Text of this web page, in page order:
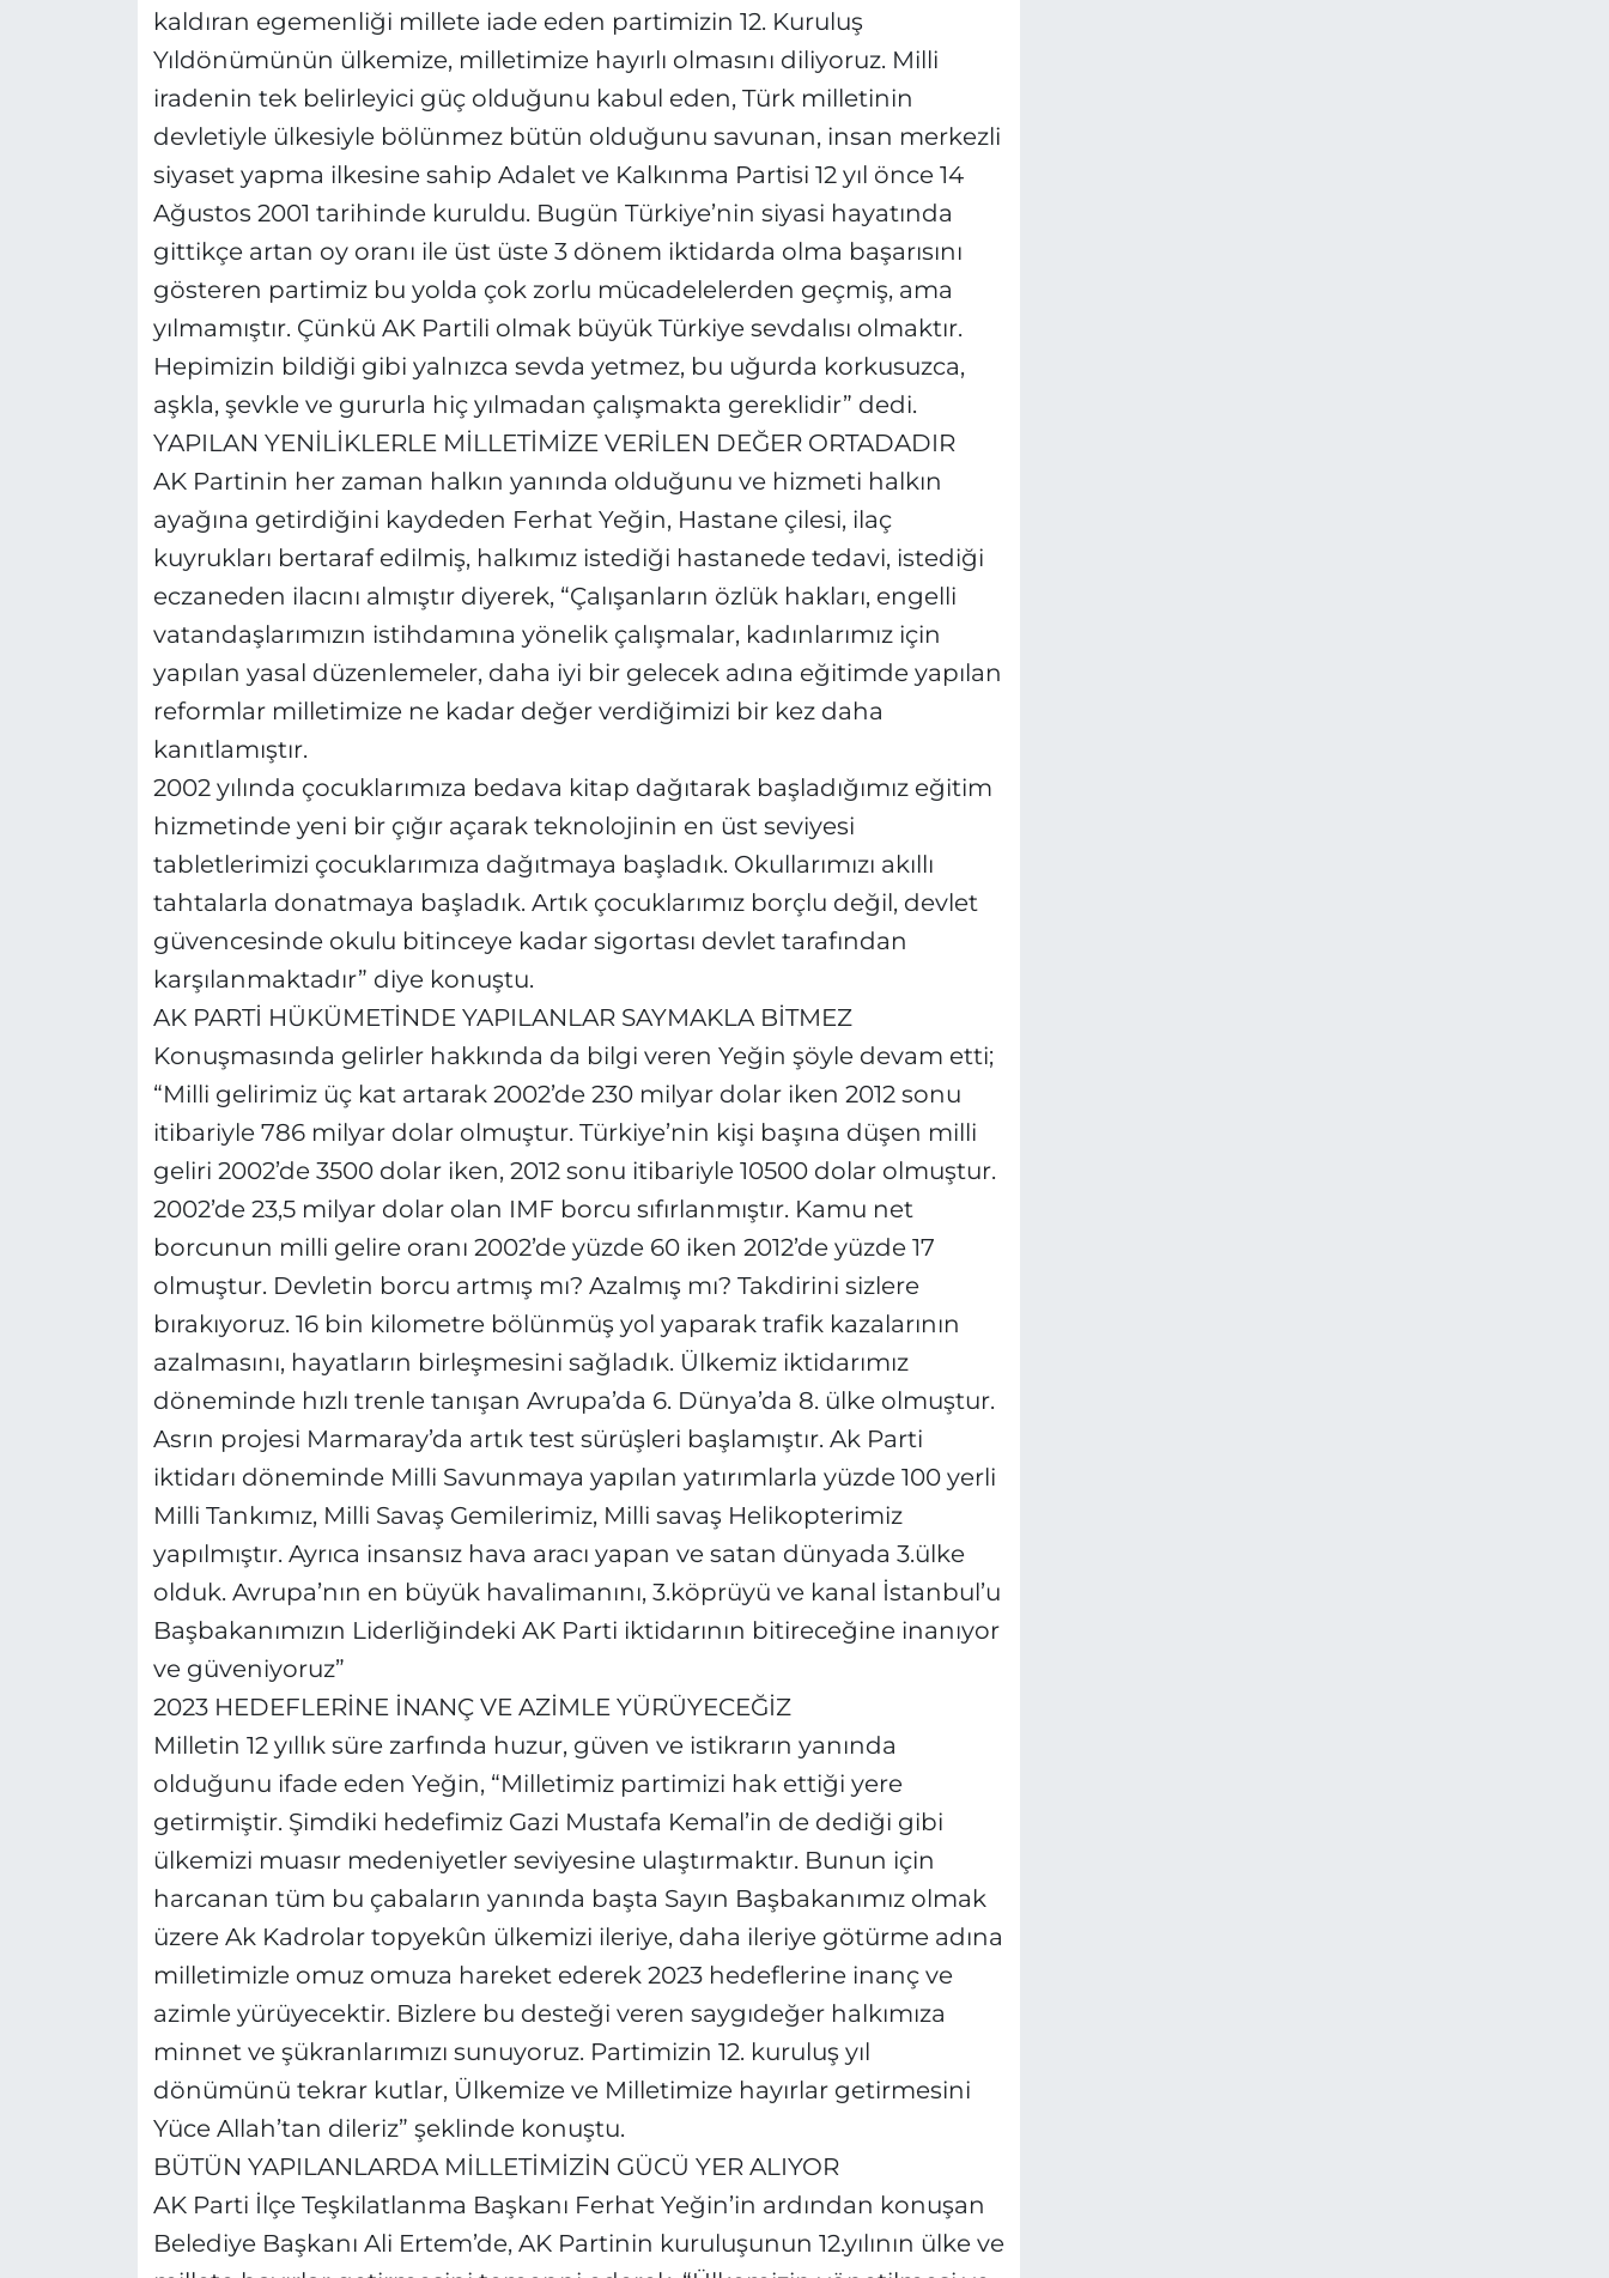
kaldıran egemenliği millete iade eden partimizin 12. Kuruluş
Yıldönümünün ülkemize, milletimize hayırlı olmasını diliyoruz. Milli
iradenin tek belirleyici güç olduğunu kabul eden, Türk milletinin
devletiyle ülkesiyle bölünmez bütün olduğunu savunan, insan merkezli
siyaset yapma ilkesine sahip Adalet ve Kalkınma Partisi 12 yıl önce 14
Ağustos 2001 tarihinde kuruldu. Bugün Türkiye’nin siyasi hayatında
gittikçe artan oy oranı ile üst üste 3 dönem iktidarda olma başarısını
gösteren partimiz bu yolda çok zorlu mücadelelerden geçmiş, ama
yılmamıştır. Çünkü AK Partili olmak büyük Türkiye sevdalısı olmaktır.
Hepimizin bildiği gibi yalnızca sevda yetmez, bu uğurda korkusuzca,
aşkla, şevkle ve gururla hiç yılmadan çalışmakta gereklidir” dedi.
YAPILAN YENİLİKLERLE MİLLETİMİZE VERİLEN DEĞER ORTADADIR
AK Partinin her zaman halkın yanında olduğunu ve hizmeti halkın
ayağına getirdiğini kaydeden Ferhat Yeğin, Hastane çilesi, ilaç
kuyrukları bertaraf edilmiş, halkımız istediği hastanede tedavi, istediği
eczaneden ilacını almıştır diyerek, “Çalışanların özlük hakları, engelli
vatandaşlarımızın istihdamına yönelik çalışmalar, kadınlarımız için
yapılan yasal düzenlemeler, daha iyi bir gelecek adına eğitimde yapılan
reformlar milletimize ne kadar değer verdiğimizi bir kez daha
kanıtlamıştır.
2002 yılında çocuklarımıza bedava kitap dağıtarak başladığımız eğitim
hizmetinde yeni bir çığır açarak teknolojinin en üst seviyesi
tabletlerimizi çocuklarımıza dağıtmaya başladık. Okullarımızı akıllı
tahtalarla donatmaya başladık. Artık çocuklarımız borçlu değil, devlet
güvencesinde okulu bitinceye kadar sigortası devlet tarafından
karşılanmaktadır” diye konuştu.
AK PARTİ HÜKÜMETİNDE YAPILANLAR SAYMAKLA BİTMEZ
Konuşmasında gelirler hakkında da bilgi veren Yeğin şöyle devam etti;
“Milli gelirimiz üç kat artarak 2002’de 230 milyar dolar iken 2012 sonu
itibariyle 786 milyar dolar olmuştur. Türkiye’nin kişi başına düşen milli
geliri 2002’de 3500 dolar iken, 2012 sonu itibariyle 10500 dolar olmuştur.
2002’de 23,5 milyar dolar olan IMF borcu sıfırlanmıştır. Kamu net
borcunun milli gelire oranı 2002’de yüzde 60 iken 2012’de yüzde 17
olmuştur. Devletin borcu artmış mı? Azalmış mı? Takdirini sizlere
bırakıyoruz. 16 bin kilometre bölünmüş yol yaparak trafik kazalarının
azalmasını, hayatların birleşmesini sağladık. Ülkemiz iktidarımız
döneminde hızlı trenle tanışan Avrupa’da 6. Dünya’da 8. ülke olmuştur.
Asrın projesi Marmaray’da artık test sürüşleri başlamıştır. Ak Parti
iktidarı döneminde Milli Savunmaya yapılan yatırımlarla yüzde 100 yerli
Milli Tankımız, Milli Savaş Gemilerimiz, Milli savaş Helikopterimiz
yapılmıştır. Ayrıca insansız hava aracı yapan ve satan dünyada 3.ülke
olduk. Avrupa’nın en büyük havalimanını, 3.köprüyü ve kanal İstanbul’u
Başbakanımızın Liderliğindeki AK Parti iktidarının bitireceğine inanıyor
ve güveniyoruz”
2023 HEDEFLERİNE İNANÇ VE AZİMLE YÜRÜYECEĞİZ
Milletin 12 yıllık süre zarfında huzur, güven ve istikrarın yanında
olduğunu ifade eden Yeğin, “Milletimiz partimizi hak ettiği yere
getirmiştir. Şimdiki hedefimiz Gazi Mustafa Kemal’in de dediği gibi
ülkemizi muasır medeniyetler seviyesine ulaştırmaktır. Bunun için
harcanan tüm bu çabaların yanında başta Sayın Başbakanımız olmak
üzere Ak Kadrolar topyekûn ülkemizi ileriye, daha ileriye götürme adına
milletimizle omuz omuza hareket ederek 2023 hedeflerine inanç ve
azimle yürüyecektir. Bizlere bu desteği veren saygıdeğer halkımıza
minnet ve şükranlarımızı sunuyoruz. Partimizin 12. kuruluş yıl
dönümünü tekrar kutlar, Ülkemize ve Milletimize hayırlar getirmesini
Yüce Allah’tan dileriz” şeklinde konuştu.
BÜTÜN YAPILANLARDA MİLLETİMİZİN GÜCÜ YER ALIYOR
AK Parti İlçe Teşkilatlanma Başkanı Ferhat Yeğin’in ardından konuşan
Belediye Başkanı Ali Ertem’de, AK Partinin kuruluşunun 12.yılının ülke ve